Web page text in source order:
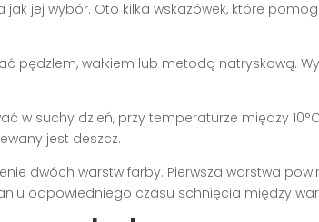
jak jej wybór. Oto kilka wskazówek, które
pędzlem, wałkiem lub metodą natryskową.
w suchy dzień, przy temperaturze między
jest deszcz.
dwóch warstw farby. Pierwsza warstwa
odpowiedniego czasu schnięcia między